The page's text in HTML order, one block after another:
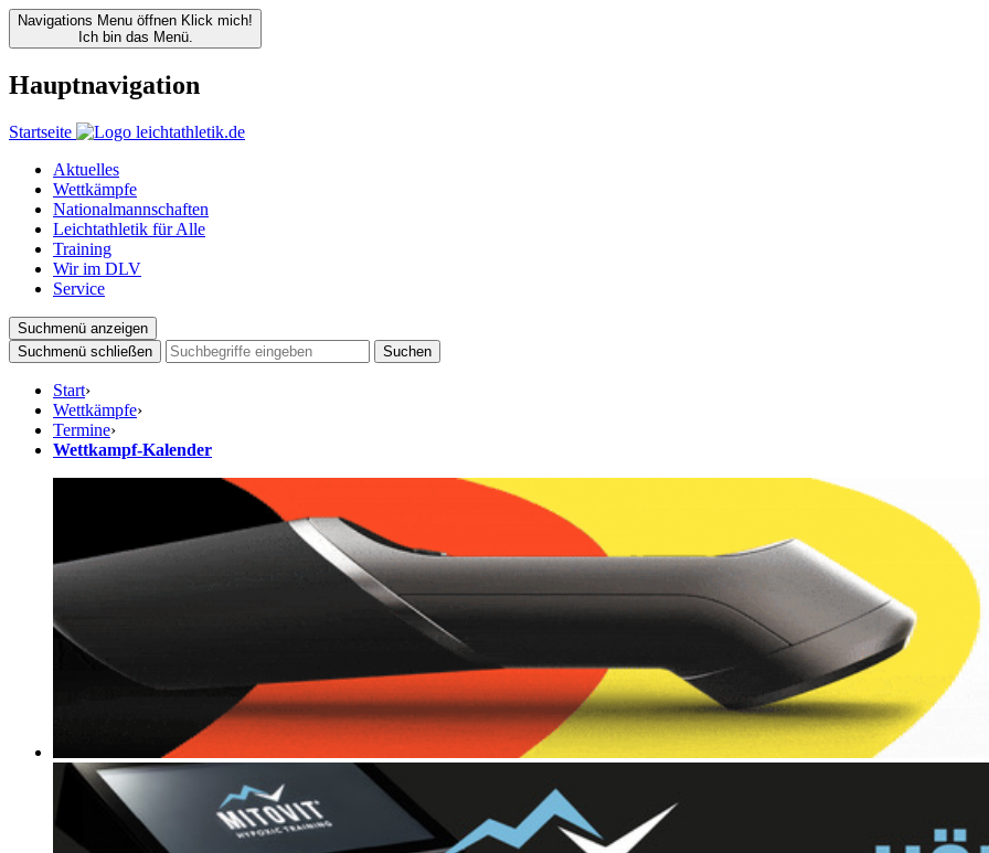
Navigations Menu öffnen Klick mich!
Ich bin das Menü.
Hauptnavigation
Startseite
Aktuelles
Wettkämpfe
Nationalmannschaften
Leichtathletik für Alle
Training
Wir im DLV
Service
Suchmenü anzeigen
Suchmenü schließen
Suchen
Start›
Wettkämpfe›
Termine›
Wettkampf-Kalender